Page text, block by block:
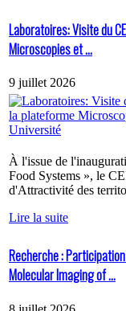
Laboratoires: Visite du
Microscopies et ...
9 juillet 2026
À l'issue de
Food Systems », le
d'Attractivité des
Lire la suite
Recherche :
Molecular Imaging of ...